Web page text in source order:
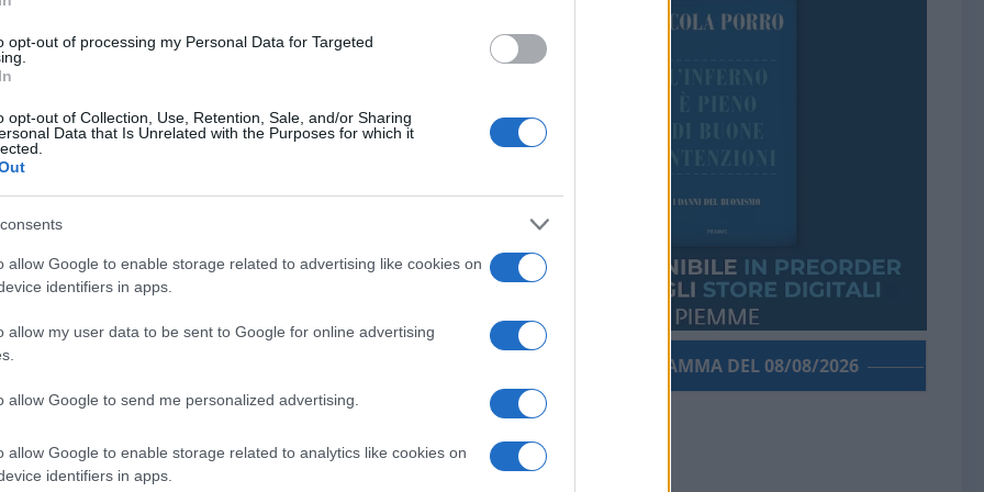
opt-out of processing my Personal Data for Targeted
opt-out of Collection, Use, Retention, Sale, and/or Sharing
Data that Is Unrelated with the Purposes for which it
allow Google to enable storage related to advertising like cookies on
identifiers in apps.
allow my user data to be sent to Google for online advertising
allow Google to send me personalized advertising.
allow Google to enable storage related to analytics like cookies on
identifiers in apps.
degli Stati Uniti che si autorizza lo
o durante cerimonie
dalle leggi e dall’opinione
con il quale si può essere o meno
la totalità del popolo americano. Un
riportati in tutto il mondo, che in
non stigmatizzati a sufficienza.
purtroppo un caso isolato, vicende
sia prima che dopo quel maledetto 25
PORROGRAMMA DEL 08/08/2026